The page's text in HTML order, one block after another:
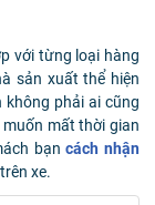
với từng loại hàng
sản xuất thể hiện
phải ai cũng
mất thời gian
bạncách nhận
xe.